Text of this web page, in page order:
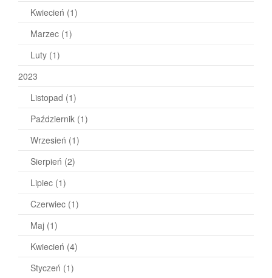
Kwiecień (1)
Marzec (1)
Luty (1)
2023
Listopad (1)
Październik (1)
Wrzesień (1)
Sierpień (2)
Lipiec (1)
Czerwiec (1)
Maj (1)
Kwiecień (4)
Styczeń (1)